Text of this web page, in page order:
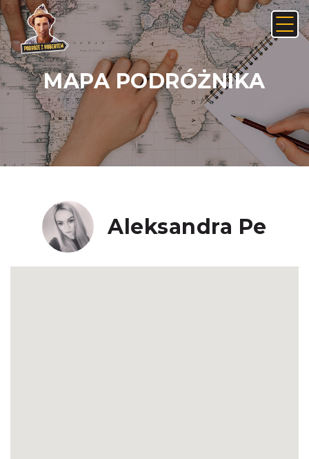
MAPA PODRÓŻNIKA
Aleksandra Pe
Anuluj Usuń
Nie, anuluj Tak, usuń
JAK ZNALEŹĆ LINK NA ANDROIDZIE: